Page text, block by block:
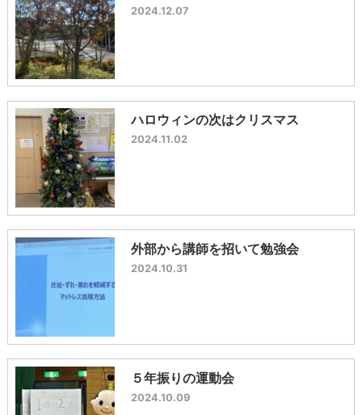
2024.12.07
ハロウィンの次はクリスマス
2024.11.02
外部から講師を招いて勉強会
2024.10.31
５年振りの運動会
2024.10.09